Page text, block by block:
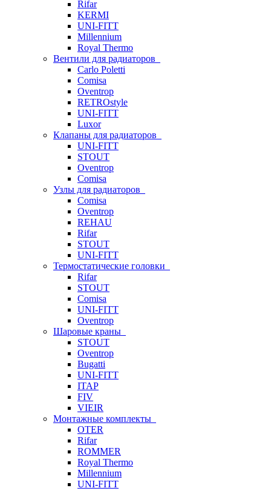
Rifar
KERMI
UNI-FITT
Millennium
Royal Thermo
Вентили для радиаторов
Carlo Poletti
Comisa
Oventrop
RETROstyle
UNI-FITT
Luxor
Клапаны для радиаторов
UNI-FITT
STOUT
Oventrop
Comisa
Узлы для радиаторов
Comisa
Oventrop
REHAU
Rifar
STOUT
UNI-FITT
Термостатические головки
Rifar
STOUT
Comisa
UNI-FITT
Oventrop
Шаровые краны
STOUT
Oventrop
Bugatti
UNI-FITT
ITAP
FIV
VIEIR
Монтажные комплекты
OTER
Rifar
ROMMER
Royal Thermo
Millennium
UNI-FITT